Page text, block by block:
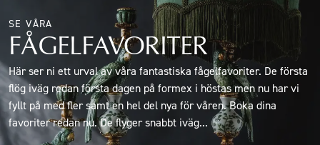
SE VÅRA
FÅGELFAVORITER
Här ser ni ett urval av våra fantastiska fågelfavoriter. De första
flög iväg redan första dagen på formex i höstas men nu har vi
fyllt på med fler samt en hel del nya för våren. Boka dina
favoriter redan nu. De flyger snabbt iväg...